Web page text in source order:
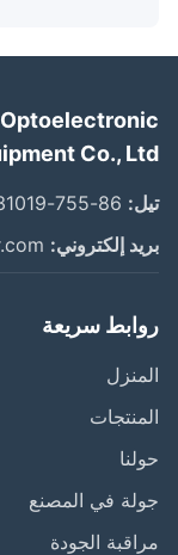
Equipment Co.,
إلكتروني: sales03@clxfiber.com
سريعة
في المصنع
الجودة